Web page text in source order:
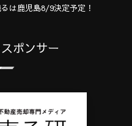
は鹿児島8/9決定予定！
ポンサー